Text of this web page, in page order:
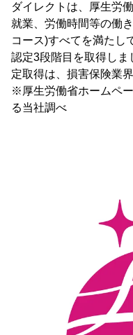
ダイレクトは、厚生労
就業、労働時間等の働
コース)すべてを満たし
認定3段階目を取得し
定取得は、損害保険業
※厚生労働省ホームペ
る当社調べ